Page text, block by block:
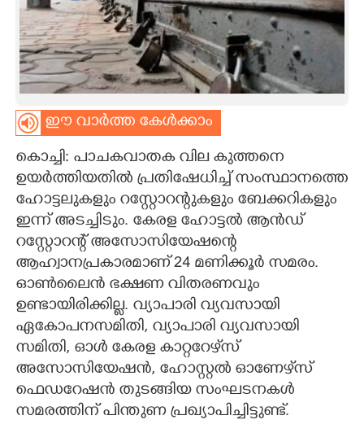
INFO+
ART
CARTOONS
LITERATURE
ZOOM
CONTACT US
ഈ വാർത്ത കേൾക്കാം
കൊച്ചി: പാചകവാതക വില കുത്തനെ
ഉയർത്തിയതിൽ പ്രതിഷേധിച്ച് സംസ്ഥാനത്തെ
ഹോട്ടലുകളും റസ്റ്റോറന്റുകളും ബേക്കറികളും
ഇന്ന് അടച്ചിടും. കേരള ഹോട്ടൽ ആൻഡ്
റസ്റ്റോറന്റ് അസോസിയേഷന്റെ
ആഹ്വാനപ്രകാരമാണ് 24 മണിക്കൂർ സമരം.
ഓൺലൈൻ ഭക്ഷണ വിതരണവും
ഉണ്ടായിരിക്കില്ല. വ്യാപാരി വ്യവസായി
ഏകോപനസമിതി, വ്യാപാരി വ്യവസായി
സമിതി, ഓൾ കേരള കാറ്ററേഴ്‌സ്
അസോസിയേഷൻ, ഹോസ്റ്റൽ ഓണേഴ്‌സ്
ഫെഡറേഷൻ തുടങ്ങിയ സംഘടനകൾ
സമരത്തിന് പിന്തുണ പ്രഖ്യാപിച്ചിട്ടുണ്ട്.